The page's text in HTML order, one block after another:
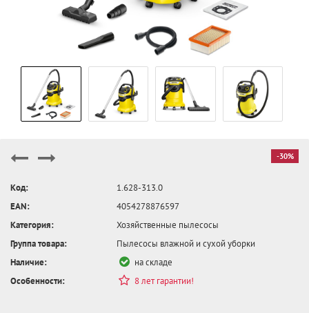
-30%
Код:
1.628-313.0
EAN:
4054278876597
Категория:
Хозяйственные пылесосы
Группа товара:
Пылесосы влажной и сухой уборки
Наличие:
на складе
Особенности:
8 лет гарантии!